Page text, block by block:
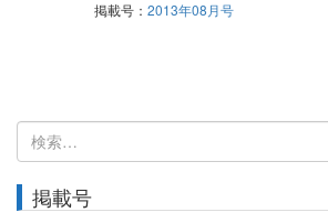
掲載号： 2013年08月号
検
索:
掲載号